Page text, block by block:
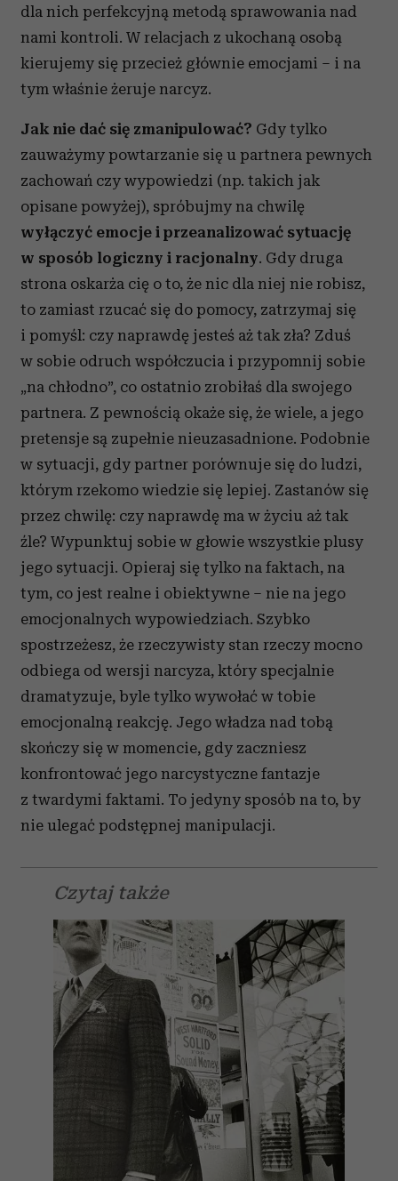
korzystania z ich usług.
dla nich perfekcyjną metodą sprawowania nad
nami kontroli. W relacjach z ukochaną osobą
kierujemy się przecież głównie emocjami – i na
tym właśnie żeruje narcyz.
Jak nie dać się zmanipulować? Gdy tylko
zauważymy powtarzanie się u partnera pewnych
zachowań czy wypowiedzi (np. takich jak
opisane powyżej), spróbujmy na chwilę
wyłączyć emocje i przeanalizować sytuację
w sposób logiczny i racjonalny. Gdy druga
strona oskarża cię o to, że nic dla niej nie robisz,
to zamiast rzucać się do pomocy, zatrzymaj się
i pomyśl: czy naprawdę jesteś aż tak zła? Zduś
w sobie odruch współczucia i przypomnij sobie
„na chłodno”, co ostatnio zrobiłaś dla swojego
partnera. Z pewnością okaże się, że wiele, a jego
pretensje są zupełnie nieuzasadnione. Podobnie
w sytuacji, gdy partner porównuje się do ludzi,
którym rzekomo wiedzie się lepiej. Zastanów się
przez chwilę: czy naprawdę ma w życiu aż tak
źle? Wypunktuj sobie w głowie wszystkie plusy
jego sytuacji. Opieraj się tylko na faktach, na
tym, co jest realne i obiektywne – nie na jego
emocjonalnych wypowiedziach. Szybko
spostrzeżesz, że rzeczywisty stan rzeczy mocno
odbiega od wersji narcyza, który specjalnie
dramatyzuje, byle tylko wywołać w tobie
emocjonalną reakcję. Jego władza nad tobą
skończy się w momencie, gdy zaczniesz
konfrontować jego narcystyczne fantazje
z twardymi faktami. To jedyny sposób na to, by
nie ulegać podstępnej manipulacji.
Czytaj także